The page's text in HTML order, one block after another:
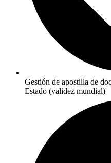
Gestión de apostilla de
Estado (validez mundial)